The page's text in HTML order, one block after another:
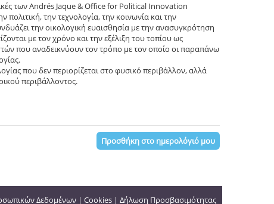
των Andrés Jaque & Office for Political Innovation
την τεχνολογία, την κοινωνία και την
την οικολογική ευαισθησία με την ανασυγκρότηση
με τον χρόνο και την εξέλιξη του τοπίου ως
που αναδεικνύουν τον τρόπο με τον οποίο οι παραπάνω
που δεν περιορίζεται στο φυσικό περιβάλλον, αλλά
περιβάλλοντος.
Προσθήκη στο ημερολόγιό μου
Δεδομένων | Cookies | Δήλωση Προσβασιμότητας